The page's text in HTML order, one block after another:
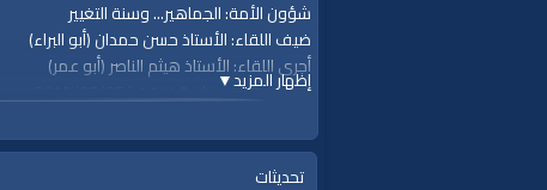
إظهار المزيد▼
شؤون الأمة: الجماهير... وسنة التغيير
ضيف اللقاء: الأستاذ حسن حمدان (أبو البراء)
أجرى اللقاء: الأستاذ هيثم الناصر (أبو عمر)
االسبت، 20 رمضان 1440هـ| 2019/05/25م
@قناة الواقية
#قناة_الواقية
تحديثات